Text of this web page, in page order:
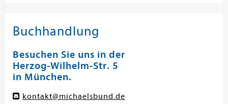
Buchhandlung
Besuchen Sie uns in der
Herzog-Wilhelm-Str. 5
in München.
kontakt@michaelsbund.de